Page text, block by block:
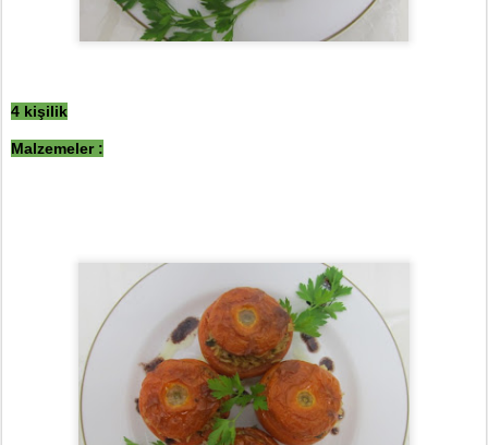
4 kişilik
Malzemeler :